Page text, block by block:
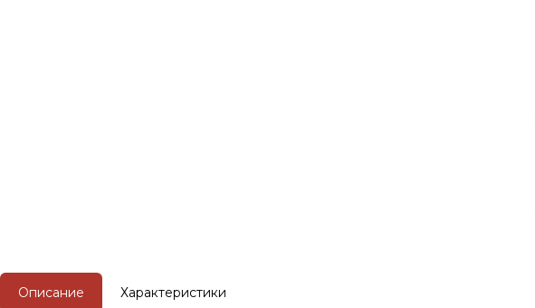
Описание Характеристики